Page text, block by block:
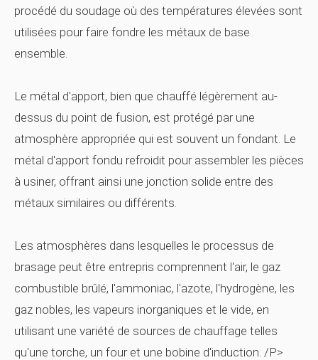
procédé du soudage où des températures élevées sont
utilisées pour faire fondre les métaux de base
ensemble.
Le métal d'apport, bien que chauffé légèrement au-
dessus du point de fusion, est protégé par une
atmosphère appropriée qui est souvent un fondant. Le
métal d'apport fondu refroidit pour assembler les pièces
à usiner, offrant ainsi une jonction solide entre des
métaux similaires ou différents.
Les atmosphères dans lesquelles le processus de
brasage peut être entrepris comprennent l'air, le gaz
combustible brûlé, l'ammoniac, l'azote, l'hydrogène, les
gaz nobles, les vapeurs inorganiques et le vide, en
utilisant une variété de sources de chauffage telles
qu'une torche, un four et une bobine d'induction. /P>